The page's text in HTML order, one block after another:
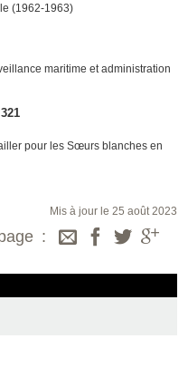
(1962-1963)
maritime et administration
pour les Sœurs blanches en
Mis à jour le 25 août 2023